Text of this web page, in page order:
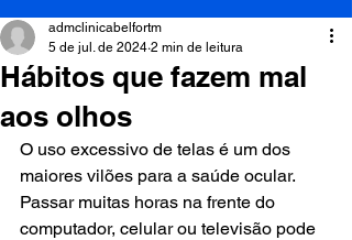
Hábitos que fazem mal
aos olhos
admclinicabelfortm
5 de jul. de 2024 2 min de leitura
O uso excessivo de telas é um dos
maiores vilões para a saúde ocular.
Passar muitas horas na frente do
computador, celular ou televisão pode